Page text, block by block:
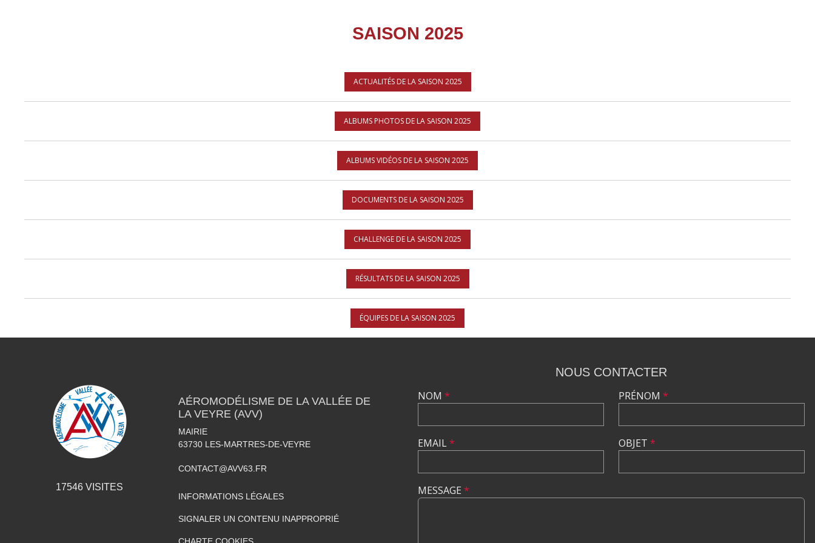
SAISON 2025
ACTUALITÉS DE LA SAISON 2025
ALBUMS PHOTOS DE LA SAISON 2025
ALBUMS VIDÉOS DE LA SAISON 2025
DOCUMENTS DE LA SAISON 2025
CHALLENGE DE LA SAISON 2025
RÉSULTATS DE LA SAISON 2025
ÉQUIPES DE LA SAISON 2025
17546VISITES
AÉROMODÉLISME DE LA VALLÉE DE
LA VEYRE (AVV)
MAIRIE
63730 LES-MARTRES-DE-VEYRE
CONTACT@AVV63.FR
INFORMATIONS LÉGALES
SIGNALER UN CONTENU INAPPROPRIÉ
NOUS CONTACTER
NOM *
EMAIL*
PRÉNOM *
OBJET *
MESSAGE *